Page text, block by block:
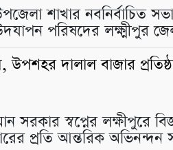
শাখার নবনির্বাচিত
পরিষদের
উপশহর দালাল বাজার
স্বপ্নের লক্ষীপুরে
প্রতি আন্তরিক অভিনন্দন